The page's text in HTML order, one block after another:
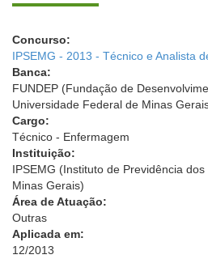
Concurso:
IPSEMG - 2013 - Técnico e Analista
Banca:
FUNDEP (Fundação de
Universidade Federal de Minas
Cargo:
Técnico - Enfermagem
Instituição:
IPSEMG (Instituto de Previdência
Minas Gerais)
Área de Atuação:
Outras
Aplicada em:
12/2013